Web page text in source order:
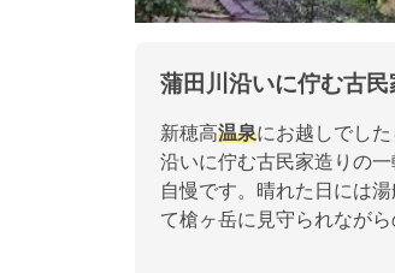
蒲田川沿いに佇む古
新穂高温泉にお越しでし
沿いに佇む古民家造りの
自慢です。晴れた日には
て槍ヶ岳に見守られなが